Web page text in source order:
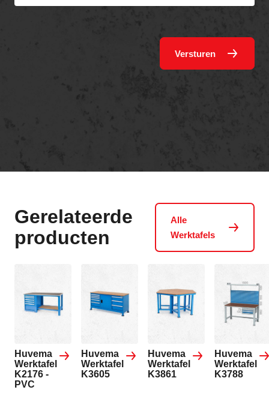
Versturen
Gerelateerde
producten
Alle
Werktafels
Huvema
Werktafel
K2176 -
PVC
Huvema
Werktafel
K3605
Huvema
Werktafel
K3861
Huvema
Werktafel
K3788